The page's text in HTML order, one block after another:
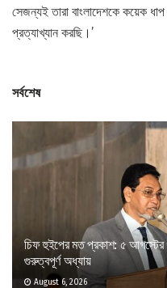
সেজন্যই তারা বাংলাদেশকে কয়েক
প্রত্যাখ্যান করছি।’
সর্বশেষ
চিফ হুইপের মত প্রকাশ: ৫ আগস্টের
গুরুত্বপূর্ণ অধ্যায়
August 6, 2026